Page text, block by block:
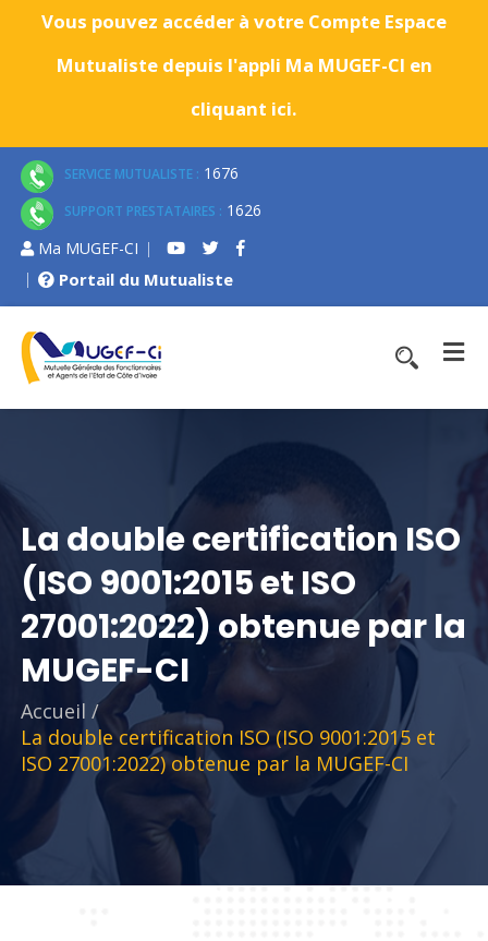
Vous pouvez accéder à votre Compte Espace
Mutualiste depuis l'appli Ma MUGEF-CI en
cliquant ici.
SERVICE MUTUALISTE : 1676
SUPPORT PRESTATAIRES : 1626
Ma MUGEF-CI
Portail du Mutualiste
La double certification ISO
(ISO 9001:2015 et ISO
27001:2022) obtenue par la
MUGEF-CI
Accueil /
La double certification ISO (ISO 9001:2015 et
ISO 27001:2022) obtenue par la MUGEF-CI